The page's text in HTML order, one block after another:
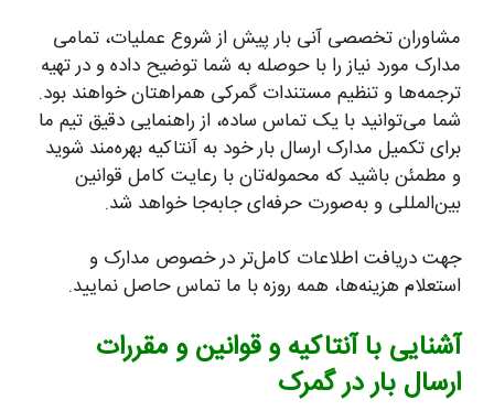
مشاوران تخصصی آنی بار پیش از شروع عملیات، تمامی
مدارک مورد نیاز را با حوصله به شما توضیح داده و در تهیه
ترجمه‌ها و تنظیم مستندات گمرکی همراهتان خواهند بود.
شما می‌توانید با یک تماس ساده، از راهنمایی دقیق تیم ما
برای تکمیل مدارک ارسال بار خود به آنتاکیه بهره‌مند شوید
و مطمئن باشید که محموله‌تان با رعایت کامل قوانین
بین‌المللی و به‌صورت حرفه‌ای جابه‌جا خواهد شد.
جهت دریافت اطلاعات کامل‌تر در خصوص مدارک و
استعلام هزینه‌ها، همه روزه با ما تماس حاصل نمایید.
آشنایی با آنتاکیه و قوانین و مقررات
ارسال بار در گمرک